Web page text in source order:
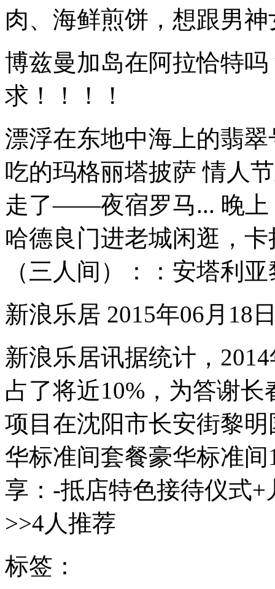
肉、海鲜煎饼，想跟男
博兹曼加岛在阿拉恰特
求！！！！
漂浮在东地中海上的翡
吃的玛格丽塔披萨 情人
走了——夜宿罗马... 晚上
哈德良门进老城闲逛，
（三人间）：：安塔利
新浪乐居 2015年06月18
新浪乐居讯据统计，
占了将近10%，为答谢
项目在沈阳市长安街黎
华标准间套餐豪华标准
享：-抵店特色接待仪式
>>4人推荐
标签：